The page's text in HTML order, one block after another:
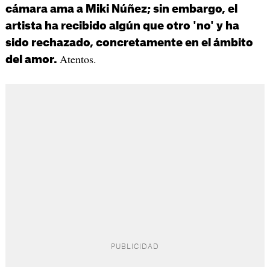
cámara ama a Miki Núñez; sin embargo, el
artista ha recibido algún que otro 'no' y ha
sido rechazado, concretamente en el ámbito
del amor. Atentos.